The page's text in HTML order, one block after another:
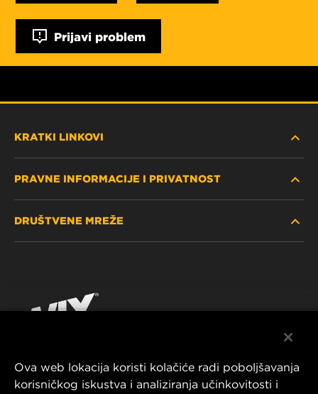
Prijavi problem
KRATKI LINKOVI
GDJE KUPITI
KONTAKTIRAJTE NAS
PRAVNE INFORMACIJE I PRIVATNOST
IMPRESSUM
DRUŠTVENE MREŽE
YouTube
MANN+HUMMEL FT Poland
Ova web lokacija koristi kolačiće radi poboljšavanja
korisničkog iskustva i analiziranja učinkovitosti i